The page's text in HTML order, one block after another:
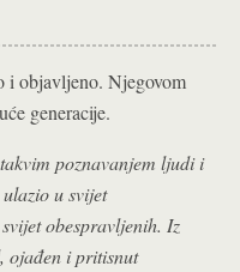
i objavljeno. Njegovom
generacije.
poznavanjem ljudi i
u svijet
obespravljenih. Iz
ojađen i pritisnut